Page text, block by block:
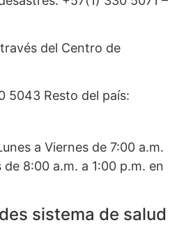
del Centro de
5043 Resto del país:
a Viernes de 7:00 a.m.
8:00 a.m. a 1:00 p.m. en
sistema de salud